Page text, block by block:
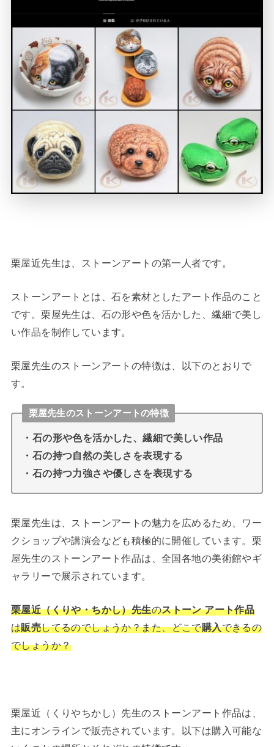
栗屋近先生は、ストーンアートの第一人者です。
ストーンアートとは、石を素材としたアート作品のこと
です。栗屋先生は、石の形や色を活かした、繊細で美し
い作品を制作しています。
栗屋先生のストーンアートの特徴は、以下のとおりで
す。
栗屋先生のストーンアートの特徴
・石の形や色を活かした、繊細で美しい作品
・石の持つ自然の美しさを表現する
・石の持つ力強さや優しさを表現する
栗屋先生は、ストーンアートの魅力を広めるため、ワー
クショップや講演会なども積極的に開催しています。栗
屋先生のストーンアート作品は、全国各地の美術館やギ
ャラリーで展示されています。
栗屋近（くりや・ちかし）先生のストーン アート作品
は販売してるのでしょうか？また、どこで購入できるの
でしょうか？
栗屋近（くりやちかし）先生のストーンアート作品は、
主にオンラインで販売されています。以下は購入可能な